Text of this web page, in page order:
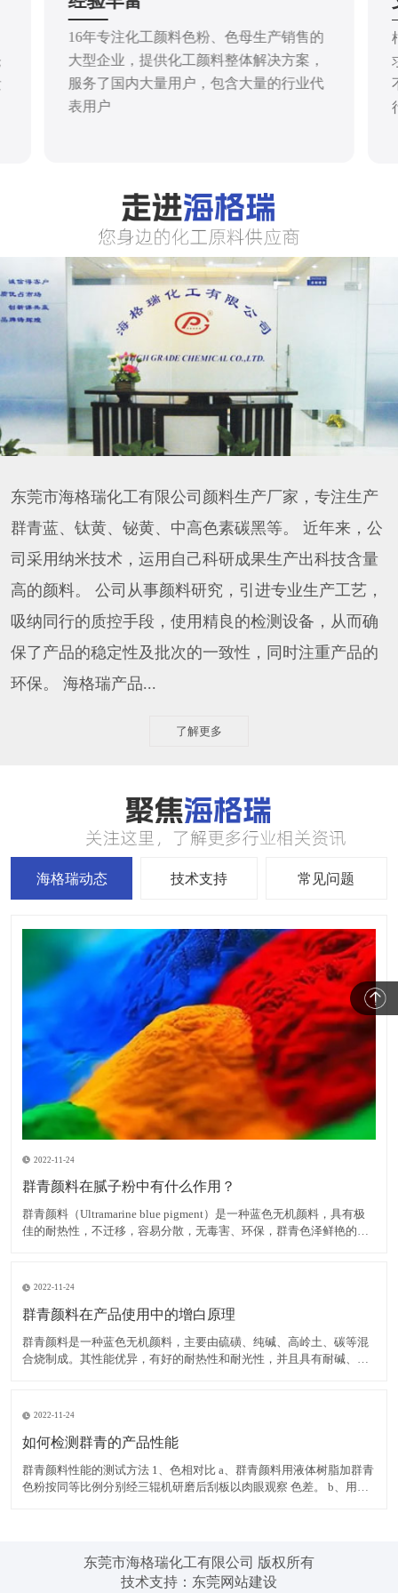
16年专注化工颜料色粉、色母生产销售的
大型企业，提供化工颜料整体解决方案，
服务了国内大量用户，包含大量的行业代
表用户
东莞市海格瑞化工有限公司颜料生产厂家，专注生产
群青蓝、钛黄、铋黄、中高色素碳黑等。 近年来，公
司采用纳米技术，运用自己科研成果生产出科技含量
高的颜料。 公司从事颜料研究，引进专业生产工艺，
吸纳同行的质控手段，使用精良的检测设备，从而确
保了产品的稳定性及批次的一致性，同时注重产品的
环保。 海格瑞产品...
了解更多
海格瑞动态 技术支持 常见问题
2022-11-24
群青颜料在腻子粉中有什么作用？
群青颜料（Ultramarine blue pigment）是一种蓝色无机颜料，具有极
佳的耐热性，不迁移，容易分散，无毒害、环保，群青色泽鲜艳的蓝
原料的灰暗色光，令腻子粉获得极
2022-11-24
群青颜料在产品使用中的增白原理
群青颜料是一种蓝色无机颜料，主要由硫磺、纯碱、高岭土、碳等混
合烧制成。其性能优异，有好的耐热性和耐光性，并且具有耐碱、不
在运用中不会导致同色异谱现象的出现，能消除白色物质内黄色色
2022-11-24
如何检测群青的产品性能
群青颜料性能的测试方法 1、色相对比 a、群青颜料用液体树脂加群青
色粉按同等比例分别经三辊机研磨后刮板以肉眼观察 色差。 b、用塑
东莞市海格瑞化工有限公司 版权所有
技术支持： 东莞网站建设